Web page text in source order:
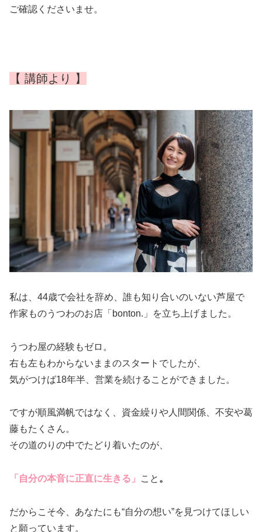
ご確認くださいませ。
【 講師より 】
私は、44歳で会社を辞め、誰も知り合いのいない芦屋で
作家ものうつわのお店「bonton.」を立ち上げました。
うつわ屋の経験もゼロ。
右も左もわからないままのスタートでしたが、
気がつけば18年半、営業を続けることができました。
ですが順風満帆ではなく、資金繰りや人間関係、不安や葛
藤もたくさん。
その道のりの中でたどり着いたのが、
「自分の本音に正直に生きる」 こと 。
だからこそ今、あなたにも“自分の想い”を見つけてほしい
と願っています。